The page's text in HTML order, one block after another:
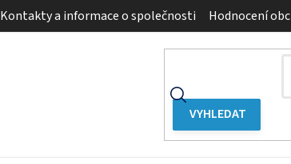
Kontakty a informace o společnosti Hodnocení